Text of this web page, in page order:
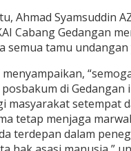
Ahmad Syamsuddin
Cabang Gedangan
semua tamu
di Gedangan
masyarakat setempat
tetap menjaga
terdepan dalam